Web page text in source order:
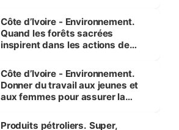
Côte d’Ivoire - Environnement.
Quand les forêts sacrées
inspirent dans les actions de
Côte d’Ivoire - Environnement.
Donner du travail aux jeunes et
aux femmes pour assurer la
menacées
Produits pétroliers. Super,